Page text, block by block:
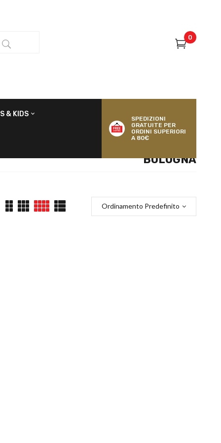
0
& KIDS
SPEDIZIONI
GRATUITE PER
ORDINI SUPERIORI
A 80€
BOLOGNA
Ordinamento Predefinito